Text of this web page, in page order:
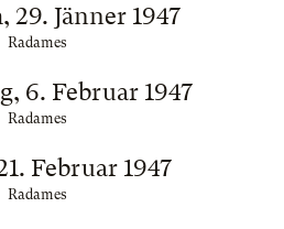
Jänner 1947
Radames
6. Februar 1947
Radames
Februar 1947
Radames